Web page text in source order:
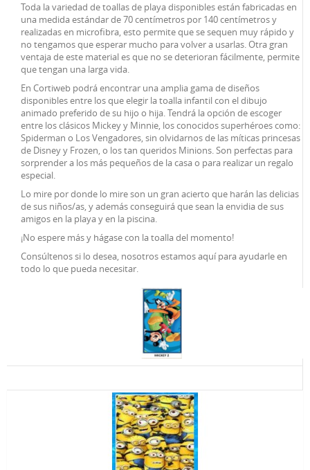
Toda la variedad de toallas de playa disponibles están fabricadas en
una medida estándar de 70 centímetros por 140 centímetros y
realizadas en microfibra, esto permite que se sequen muy rápido y
no tengamos que esperar mucho para volver a usarlas. Otra gran
ventaja de este material es que no se deterioran fácilmente, permite
que tengan una larga vida.
En Cortiweb podrá encontrar una amplia gama de diseños
disponibles entre los que elegir la toalla infantil con el dibujo
animado preferido de su hijo o hija. Tendrá la opción de escoger
entre los clásicos Mickey y Minnie, los conocidos superhéroes como:
Spiderman o Los Vengadores, sin olvidarnos de las míticas princesas
de Disney y Frozen, o los tan queridos Minions. Son perfectas para
sorprender a los más pequeños de la casa o para realizar un regalo
especial.
Lo mire por donde lo mire son un gran acierto que harán las delicias
de sus niños/as, y además conseguirá que sean la envidia de sus
amigos en la playa y en la piscina.
¡No espere más y hágase con la toalla del momento!
Consúltenos si lo desea, nosotros estamos aquí para ayudarle en
todo lo que pueda necesitar.